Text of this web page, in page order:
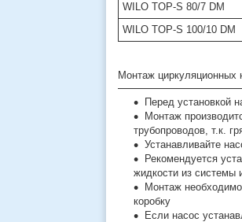
WILO TOP-S 80/7 DM
WILO TOP-S 100/10 DM
Монтаж циркуляционных
Перед установкой
Монтаж
трубопроводов, т.к.
Устанавливайте
Рекомендуется
жидкости из системы
Монтаж
коробку
Если насос